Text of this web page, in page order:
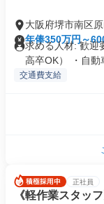
大阪府堺市南区
年俸350万円～
求める人材: 歓迎
高卒OK） ・自動
交通費支給
正社員
《軽作業スタッ